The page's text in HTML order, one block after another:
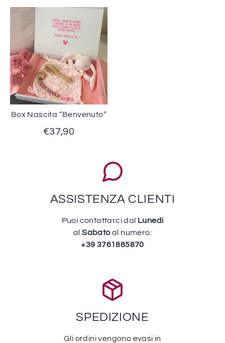
Box Nascita “Benvenuto”
€37,90
ASSISTENZA CLIENTI
Puoi contattarci dal Lunedi
alSabatoal numero:
+39 3761885870
SPEDIZIONE
Gli ordini vengono evasi in